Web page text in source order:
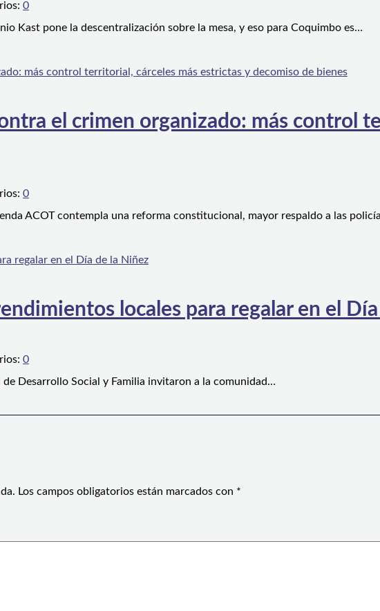
0
Kast pone la descentralización sobre la mesa, y eso para Coquimbo es…
el crimen organizado: más control
0
ACOT contempla una reforma constitucional, mayor respaldo a las
locales para regalar en el
0
de Desarrollo Social y Familia invitaron a la comunidad…
Los campos obligatorios están marcados con *